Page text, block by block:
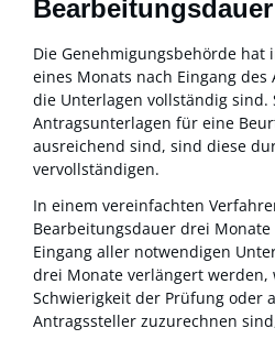
Bearbeitungsdauer
Die Genehmigungsbehörde hat
eines Monats nach Eingang
die Unterlagen vollständig sind.
Antragsunterlagen für eine
ausreichend sind, sind diese
vervollständigen.
In einem vereinfachten
Bearbeitungsdauer drei
Eingang aller notwendigen
drei Monate verlängert werden,
Schwierigkeit der Prüfung oder
Antragssteller zuzurechnen